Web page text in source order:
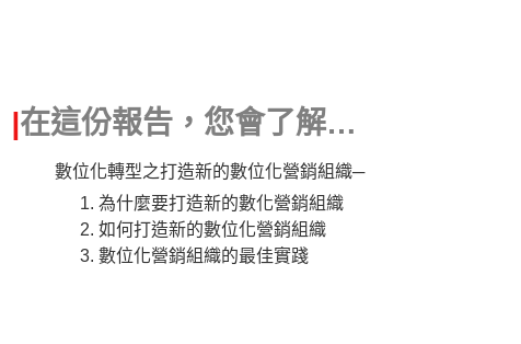
|在這份報告，您會了解…
數位化轉型之打造新的數位化營銷組織─
為什麼要打造新的數化營銷組織
如何打造新的數位化營銷組織
數位化營銷組織的最佳實踐